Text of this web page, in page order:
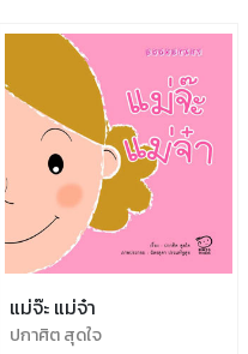
แม่จ๊ะ แม่จ๋า
ปกาศิต สุดใจ